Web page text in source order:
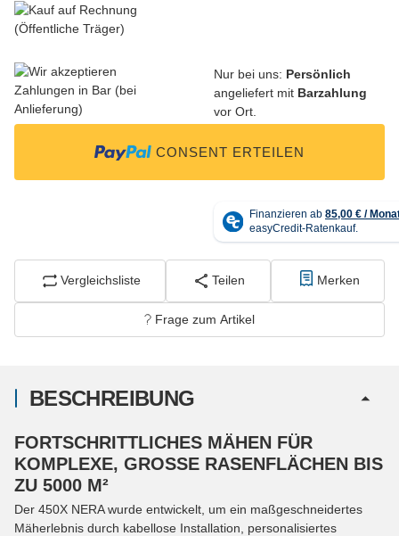
Nur bei uns: Persönlich
angeliefert mit Barzahlung
vor Ort.
CONSENT ERTEILEN
Vergleichsliste Teilen Merken
Frage zum Artikel
BESCHREIBUNG
FORTSCHRITTLICHES MÄHEN FÜR
KOMPLEXE, GROSSE RASENFLÄCHEN BIS Z
U 5000 M²
Der 450X NERA wurde entwickelt, um ein maßgeschneidertes
Mäherlebnis durch kabellose Installation, personalisiertes